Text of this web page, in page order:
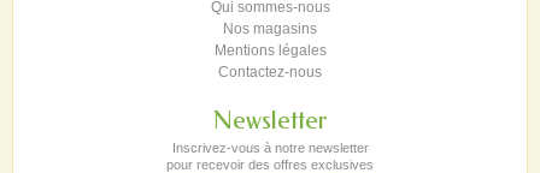
Qui sommes-nous
Nos magasins
Mentions légales
Contactez-nous
Newsletter
Inscrivez-vous à notre newsletter
pour recevoir des offres exclusives